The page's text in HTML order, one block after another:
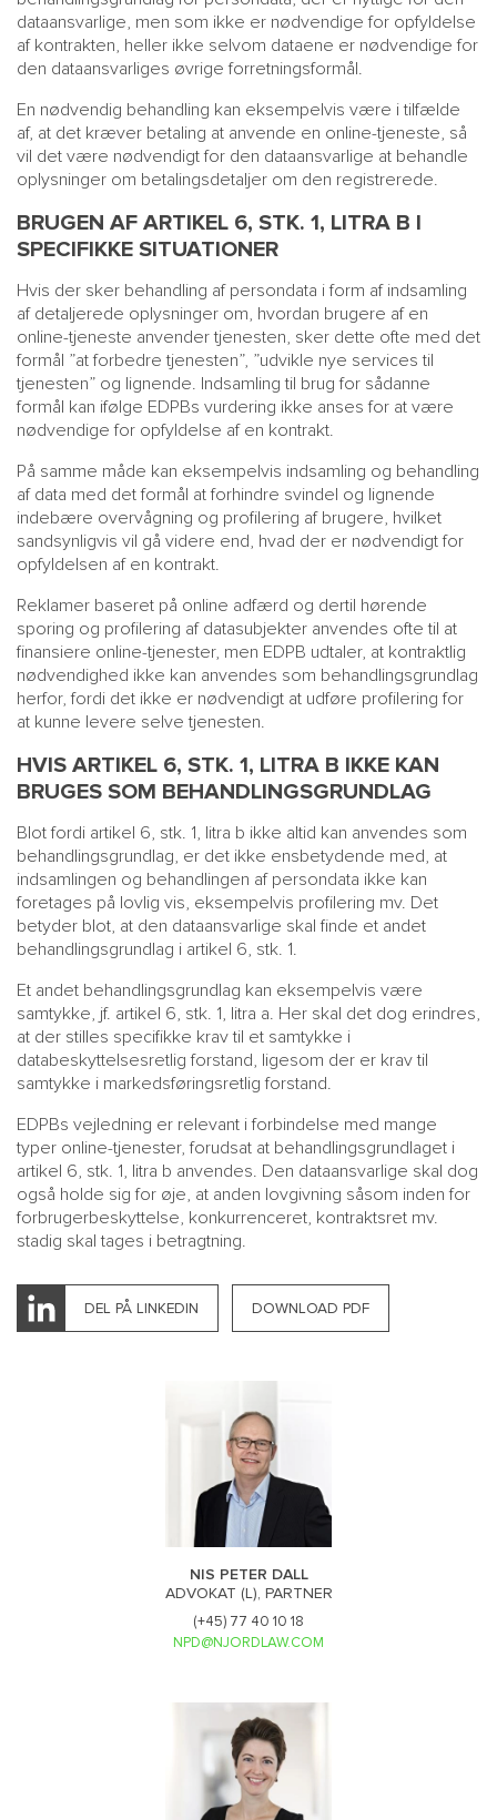
dataansvarlige, men som ikke er nødvendige for opfyldelse
af kontrakten, heller ikke selvom dataene er nødvendige for
den dataansvarliges øvrige forretningsformål.
En nødvendig behandling kan eksempelvis være i tilfælde
af, at det kræver betaling at anvende en online-tjeneste, så
vil det være nødvendigt for den dataansvarlige at behandle
oplysninger om betalingsdetaljer om den registrerede.
BRUGEN AF ARTIKEL 6, STK. 1, LITRA B I
SPECIFIKKE SITUATIONER
Hvis der sker behandling af persondata i form af indsamling
af detaljerede oplysninger om, hvordan brugere af en
online-tjeneste anvender tjenesten, sker dette ofte med det
formål ”at forbedre tjenesten”, ”udvikle nye services til
tjenesten” og lignende. Indsamling til brug for sådanne
formål kan ifølge EDPBs vurdering ikke anses for at være
nødvendige for opfyldelse af en kontrakt.
På samme måde kan eksempelvis indsamling og behandling
af data med det formål at forhindre svindel og lignende
indebære overvågning og profilering af brugere, hvilket
sandsynligvis vil gå videre end, hvad der er nødvendigt for
opfyldelsen af en kontrakt.
Reklamer baseret på online adfærd og dertil hørende
sporing og profilering af datasubjekter anvendes ofte til at
finansiere online-tjenester, men EDPB udtaler, at kontraktlig
nødvendighed ikke kan anvendes som behandlingsgrundlag
herfor, fordi det ikke er nødvendigt at udføre profilering for
at kunne levere selve tjenesten.
HVIS ARTIKEL 6, STK. 1, LITRA B IKKE KAN
BRUGES SOM BEHANDLINGSGRUNDLAG
Blot fordi artikel 6, stk. 1, litra b ikke altid kan anvendes som
behandlingsgrundlag, er det ikke ensbetydende med, at
indsamlingen og behandlingen af persondata ikke kan
foretages på lovlig vis, eksempelvis profilering mv. Det
betyder blot, at den dataansvarlige skal finde et andet
behandlingsgrundlag i artikel 6, stk. 1.
Et andet behandlingsgrundlag kan eksempelvis være
samtykke, jf. artikel 6, stk. 1, litra a. Her skal det dog erindres,
at der stilles specifikke krav til et samtykke i
databeskyttelsesretlig forstand, ligesom der er krav til
samtykke i markedsføringsretlig forstand.
EDPBs vejledning er relevant i forbindelse med mange
typer online-tjenester, forudsat at behandlingsgrundlaget i
artikel 6, stk. 1, litra b anvendes. Den dataansvarlige skal dog
også holde sig for øje, at anden lovgivning såsom inden for
forbrugerbeskyttelse, konkurrenceret, kontraktsret mv.
stadig skal tages i betragtning.
DEL PÅ LINKEDIN DOWNLOAD PDF
NIS PETER DALL
ADVOKAT (L), PARTNER
(+45) 77 40 10 18
NPD@NJORDLAW.COM